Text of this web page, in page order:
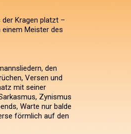
Kragen platzt –
Meister des
den
Versen und
mit seiner
Zynismus
Warte nur balde
förmlich auf den